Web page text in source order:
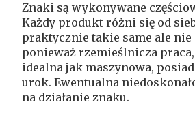
Znaki są wykonywane
Każdy produkt różni się od
praktycznie takie same ale nie
ponieważ rzemieślnicza
idealna jak maszynowa,
urok. Ewentualna
na działanie znaku.